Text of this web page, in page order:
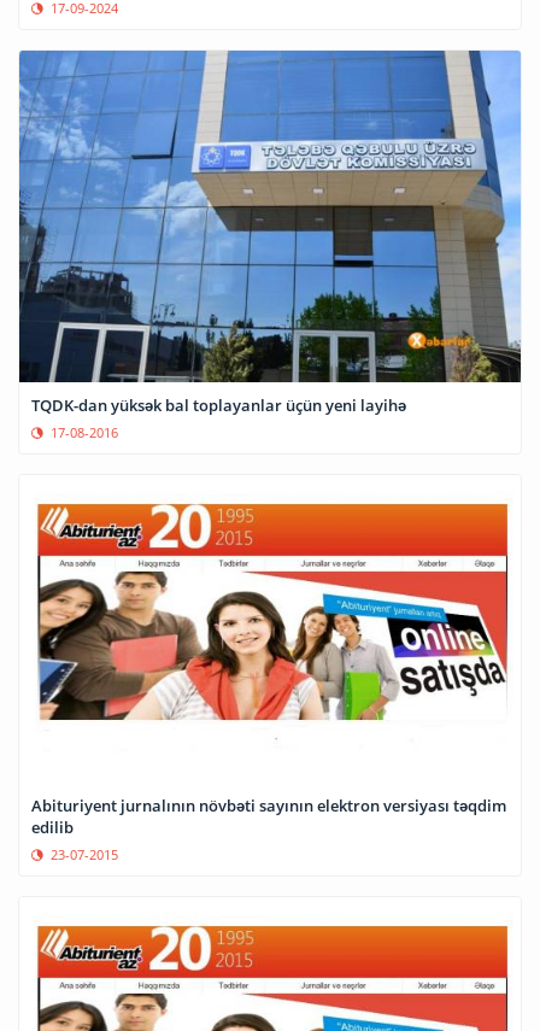
17-09-2024
TQDK-dan yüksək bal toplayanlar üçün yeni layihə
17-08-2016
Abituriyent jurnalının növbəti sayının elektron versiyası təqdim
edilib
23-07-2015